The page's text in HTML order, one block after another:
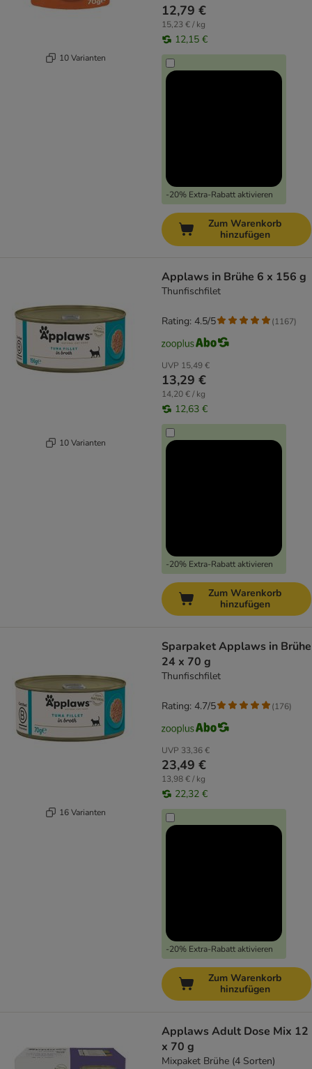
10 Varianten
12,79 €
15,23 € / kg
12,15 €
-20% Extra-Rabatt aktivieren
Zum Warenkorb
hinzufügen
10 Varianten
Applaws in Brühe 6 x 156 g
Thunfischfilet
UVP 15,49 €
13,29 €
14,20 € / kg
12,63 €
-20% Extra-Rabatt aktivieren
Rating: 4.5/5 (1167)
Zum Warenkorb
hinzufügen
16 Varianten
Sparpaket Applaws in Brühe
24 x 70 g
Thunfischfilet
UVP 33,36 €
23,49 €
13,98 € / kg
22,32 €
-20% Extra-Rabatt aktivieren
Rating: 4.7/5 (176)
Zum Warenkorb
hinzufügen
Applaws Adult Dose Mix 12
x 70 g
Mixpaket Brühe (4 Sorten)